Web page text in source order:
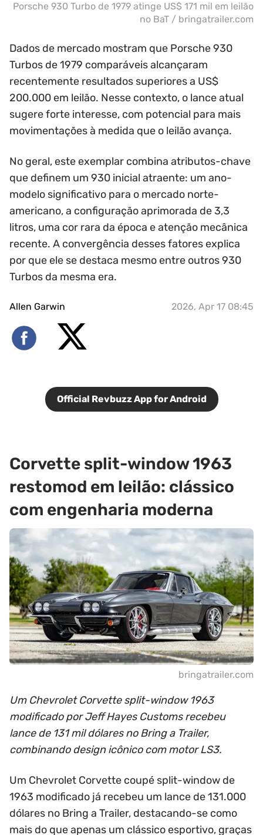
Porsche 930 Turbo de 1979 atinge US$ 171 mil em leilão
no BaT / bringatrailer.com
Dados de mercado mostram que Porsche 930
Turbos de 1979 comparáveis alcançaram
recentemente resultados superiores a US$
200.000 em leilão. Nesse contexto, o lance atual
sugere forte interesse, com potencial para mais
movimentações à medida que o leilão avança.
No geral, este exemplar combina atributos-chave
que definem um 930 inicial atraente: um ano-
modelo significativo para o mercado norte-
americano, a configuração aprimorada de 3,3
litros, uma cor rara da época e atenção mecânica
recente. A convergência desses fatores explica
por que ele se destaca mesmo entre outros 930
Turbos da mesma era.
Allen Garwin 2026, Apr 17 08:45
Official Revbuzz App for Android
Corvette split-window 1963
restomod em leilão: clássico
com engenharia moderna
bringatrailer.com
Um Chevrolet Corvette split-window 1963
modificado por Jeff Hayes Customs recebeu
lance de 131 mil dólares no Bring a Trailer,
combinando design icônico com motor LS3.
Um Chevrolet Corvette coupé split-window de
1963 modificado já recebeu um lance de 131.000
dólares no Bring a Trailer, destacando-se como
mais do que apenas um clássico esportivo, graças